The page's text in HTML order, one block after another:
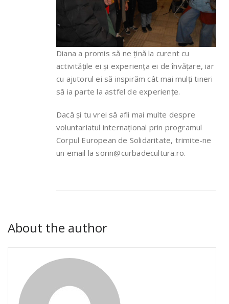
Diana a promis să ne țină la curent cu
activitățile ei și experiența ei de învățare, iar
cu ajutorul ei să inspirăm cât mai mulți tineri
să ia parte la astfel de experiențe.
Dacă și tu vrei să afli mai multe despre
voluntariatul internațional prin programul
Corpul European de Solidaritate, trimite-ne
un email la sorin@curbadecultura.ro.
About the author